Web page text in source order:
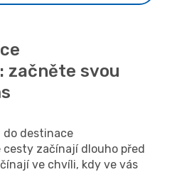
začněte svou
do destinace
cesty začínají dlouho před
ve chvíli, kdy ve vás